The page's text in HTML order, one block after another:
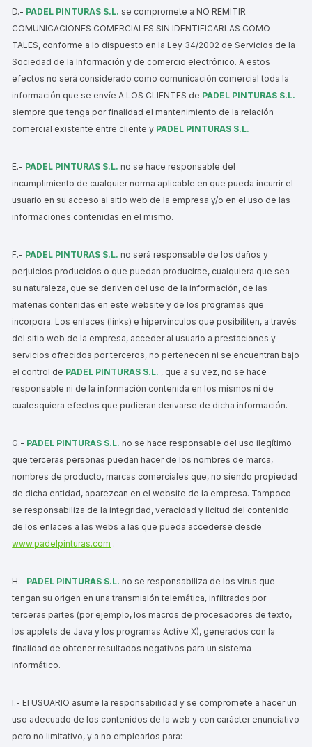
D.- PADEL PINTURAS S.L. se compromete a NO REMITIR
COMUNICACIONES COMERCIALES SIN IDENTIFICARLAS COMO
TALES, conforme a lo dispuesto en la Ley 34/2002 de Servicios de la
Sociedad de la Información y de comercio electrónico. A estos
efectos no será considerado como comunicación comercial toda la
información que se envíe A LOS CLIENTES de PADEL PINTURAS S.L.
siempre que tenga por finalidad el mantenimiento de la relación
comercial existente entre cliente y PADEL PINTURAS S.L.
E.- PADEL PINTURAS S.L. no se hace responsable del
incumplimiento de cualquier norma aplicable en que pueda incurrir el
usuario en su acceso al sitio web de la empresa y/o en el uso de las
informaciones contenidas en el mismo.
F.- PADEL PINTURAS S.L. no será responsable de los daños y
perjuicios producidos o que puedan producirse, cualquiera que sea
su naturaleza, que se deriven del uso de la información, de las
materias contenidas en este website y de los programas que
incorpora. Los enlaces (links) e hipervínculos que posibiliten, a través
del sitio web de la empresa, acceder al usuario a prestaciones y
servicios ofrecidos por terceros, no pertenecen ni se encuentran bajo
el control de PADEL PINTURAS S.L. , que a su vez, no se hace
responsable ni de la información contenida en los mismos ni de
cualesquiera efectos que pudieran derivarse de dicha información.
G.- PADEL PINTURAS S.L. no se hace responsable del uso ilegítimo
que terceras personas puedan hacer de los nombres de marca,
nombres de producto, marcas comerciales que, no siendo propiedad
de dicha entidad, aparezcan en el website de la empresa. Tampoco
se responsabiliza de la integridad, veracidad y licitud del contenido
de los enlaces a las webs a las que pueda accederse desde
www.padelpinturas.com .
H.- PADEL PINTURAS S.L. no se responsabiliza de los virus que
tengan su origen en una transmisión telemática, infiltrados por
terceras partes (por ejemplo, los macros de procesadores de texto,
los applets de Java y los programas Active X), generados con la
finalidad de obtener resultados negativos para un sistema
informático.
I.- El USUARIO asume la responsabilidad y se compromete a hacer un
uso adecuado de los contenidos de la web y con carácter enunciativo
pero no limitativo, y a no emplearlos para: